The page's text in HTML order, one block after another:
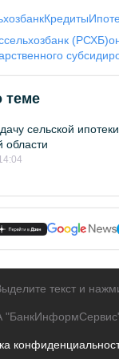
Кредиты
(РСХБ)
теме
сельской ипотеки
области
текст и